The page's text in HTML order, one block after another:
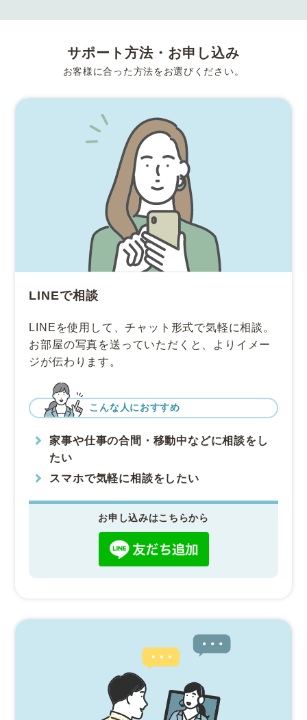
サポート方法・お申し込み
お客様に合った方法をお選びください。
LINEで相談
LINEを使用して、チャット形式で気軽に相談。
お部屋の写真を送っていただくと、
よりイメー
ジが伝わります。
こんな人におすすめ
家事や仕事の合間・移動中などに相談をし
たい
スマホで気軽に相談をしたい
お申し込みはこちらから